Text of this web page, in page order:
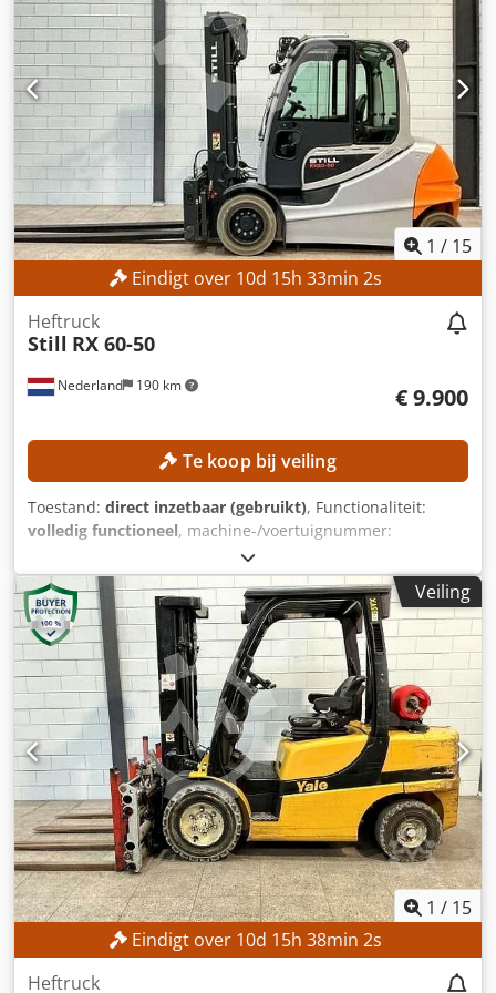
Doorrijhoogte: 2.210 mm Lengte vorken: 1.200 mm
Maximale vorkbreedte: 1.050 mm Minimale vorkbreedte:
240 mm MACHINEGEGEVENS Masttype: Duplex
Dcodpozrmm Esfx Ai Ujk Aandrijftype: elektrisch Aantal
wielen: 4 Afmetingen en gewicht Afmetingen (L x B x H):
2.320 x 1.190 x 2.220 mm Leeggewicht: 4.635 kg
Batterijtype: 80 V 4 PzS 620 Bouwjaar batterij: 2020
Batterijspanning: 80 V Batterijcapaciteit: 80 Ah
Batterijtestresultaat: 78% Bedrijfstijden: 461 uur
UITVOERING Vorkendrager met 3e en 4e hydraulische klep
Documentatie CE-markering
1 / 15
Eindigt over10d 15h 32min 59s
Nederland 190 km
Heftruck
Still RX 60-50
€ 9.900
Te koop bij veiling
Toestand: direct inzetbaar (gebruikt), Functionaliteit:
volledig functioneel, machine-/voertuignummer:
2019
draagvermogen:5.000 kg, hefhoogte:3.700 mm,
brandstoftype:
elektrisch, masttype:duplex, vorklengte:
2.390 mm , TECHNISCHE GEGEVENS Draagvermogen: 5.000
kg Hefhoogte: 3.700 mm Doorrijhoogte: 2.580 mm Lengte
vorken: 2.390 mm Minimale vorkbreedte: 410 mm
Maximale vorkbreedte: 1.300 mm MACHINEGEGEVENS
Aantal wielen: 4 Masttype: Duplex Aandrijving: Elektrisch
Bedrijfstijden: 10.333 uur Afmetingen en gewicht
Afmetingen (l x b x h): 2.896 x 1.399 x 2.570 mm Ledig
gewicht: 7.025 kg Batterijtype: 6 PZS 930 Bouwjaar batterij:
2019 Batterijcapaciteit: 930 Ah Batterijspanning: 80 V
Bedrijfstijden: 10.333 uur UITRUSTING Zijdelingse
verplaatsing Vorkverstelling Dsdozrmmlspfx Ai Usck Niet-
markerende banden Volledige cabine Werkverlichting
Verwarming Gebruikershandleiding CE-markering
Veiling
1 / 15
Eindigt over10d 15h 37min 59s
Heftruck